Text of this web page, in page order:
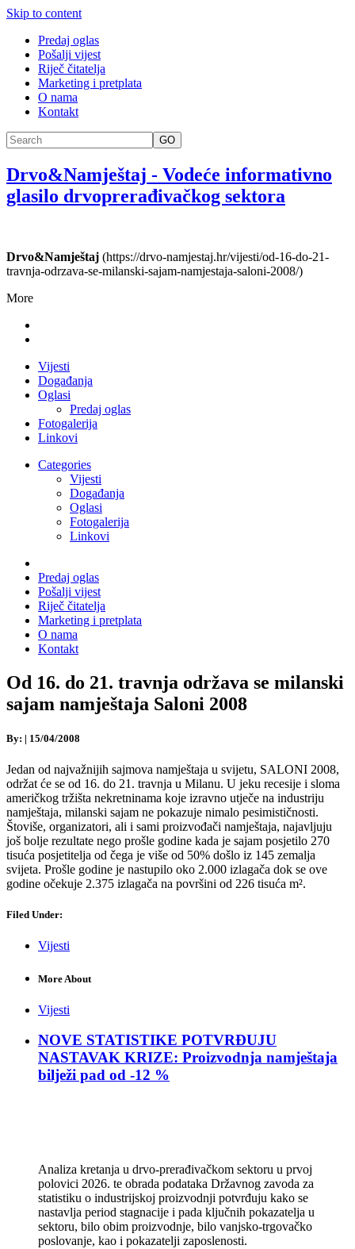
Skip to content
Predaj oglas
Pošalji vijest
Riječ čitatelja
Marketing i pretplata
O nama
Kontakt
GO
Drvo&Namještaj - Vodeće informativno
glasilo drvoprerađivačkog sektora
Drvo&Namještaj (https://drvo-namjestaj.hr/vijesti/od-16-do-21-
travnja-odrzava-se-milanski-sajam-namjestaja-saloni-2008/)
More
Vijesti
Događanja
Oglasi
Predaj oglas
Fotogalerija
Linkovi
Categories
Vijesti
Događanja
Oglasi
Fotogalerija
Linkovi
Predaj oglas
Pošalji vijest
Riječ čitatelja
Marketing i pretplata
O nama
Kontakt
Od 16. do 21. travnja održava se milanski
sajam namještaja Saloni 2008
By: | 15/04/2008
Jedan od najvažnijih sajmova namještaja u svijetu, SALONI 2008,
održat će se od 16. do 21. travnja u Milanu. U jeku recesije i sloma
američkog tržišta nekretninama koje izravno utječe na industriju
namještaja, milanski sajam ne pokazuje nimalo pesimističnosti.
Štoviše, organizatori, ali i sami proizvođači namještaja, najavljuju
još bolje rezultate nego prošle godine kada je sajam posjetilo 270
tisuća posjetitelja od čega je više od 50% došlo iz 145 zemalja
svijeta. Prošle godine je nastupilo oko 2.000 izlagača dok se ove
godine očekuje 2.375 izlagača na površini od 226 tisuća m².
Filed Under:
Vijesti
More About
Vijesti
NOVE STATISTIKE POTVRĐUJU
NASTAVAK KRIZE: Proizvodnja namještaja
bilježi pad od -12 %
Analiza kretanja u drvo-prerađivačkom sektoru u prvoj
polovici 2026. te obrada podataka Državnog zavoda za
statistiku o industrijskoj proizvodnji potvrđuju kako se
nastavlja period stagnacije i pada ključnih pokazatelja u
sektoru, bilo obim proizvodnje, bilo vanjsko-trgovačko
poslovanje, kao i pokazatelji zaposlenosti.